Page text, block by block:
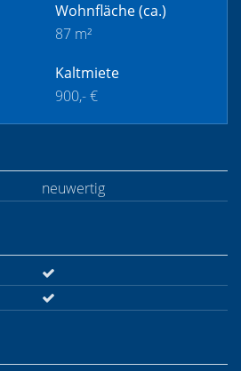
Wohnfläche(ca.)
87 m²
Kaltmiete
900,- €
neuwertig